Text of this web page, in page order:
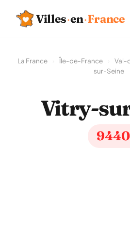
Villes·en·France
La France Île-de-France Val-
sur-Seine
Vitry-